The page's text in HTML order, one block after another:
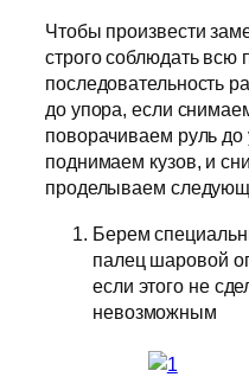
Чтобы произвести
строго соблюдать
последовательность
до упора, если
поворачиваем руль
поднимаем кузов, и
проделываем
Берем
палец шаровой
если этого не